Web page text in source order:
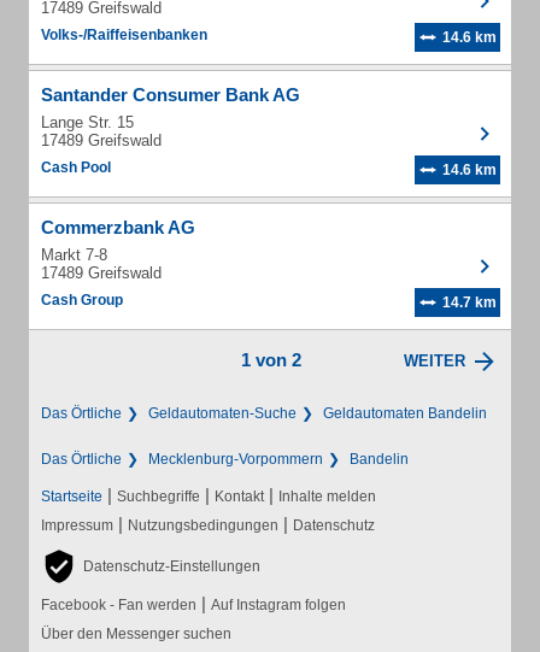
17489 Greifswald
Volks-/Raiffeisenbanken 14.6 km
Santander Consumer Bank AG
Lange Str. 15
17489 Greifswald
Cash Pool 14.6 km
Commerzbank AG
Markt 7-8
17489 Greifswald
Cash Group 14.7 km
1 von 2 WEITER
Das Örtliche Geldautomaten-Suche Geldautomaten Bandelin
Das Örtliche Mecklenburg-Vorpommern Bandelin
Startseite | Suchbegriffe | Kontakt | Inhalte melden
Impressum | Nutzungsbedingungen | Datenschutz
Datenschutz-Einstellungen
Facebook - Fan werden | Auf Instagram folgen
Über den Messenger suchen